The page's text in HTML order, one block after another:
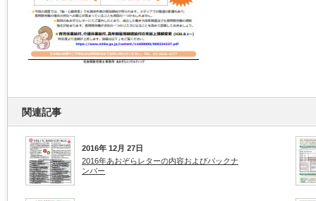
関連記事
2016年 12月 27日
2016年あおぞらレターの内容およびバックナ
ンバー